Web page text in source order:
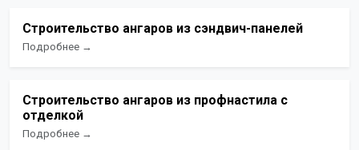
Строительство ангаров из сэндвич-панелей
Подробнее →
Строительство ангаров из профнастила с
отделкой
Подробнее →